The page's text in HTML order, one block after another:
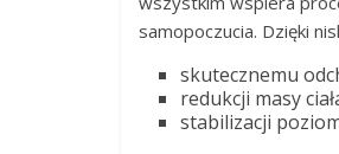
samopoczucia. Dzięki
skutecznemu
redukcji masy
stabilizacji